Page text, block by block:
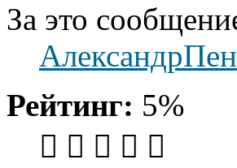
За это
Рейтинг: 5%